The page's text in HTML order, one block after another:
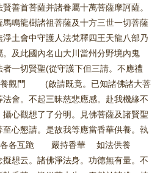
善首菩薩并諸眷屬十萬菩薩摩訶薩。
鳴龍樹諸祖菩薩及十方三世一切菩薩
土會中守護人法梵釋四王天龍八部乃
及此國內名山大川當州分野境內鬼
一切賢聖(從守護下但三請。不應禮
觀門 (啟請既竟。已知諸佛諸大菩
會。不起三昧慈悲應感。赴我機緣不
心觀想了了分明。見佛菩薩及諸賢聖
心懇請。是故我等應當香華供養。執
各互跪 嚴持香華 如法供養
想云。諸佛淨法身。功德無有量。不